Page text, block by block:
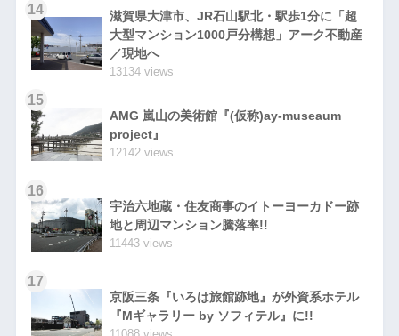
14
滋賀県大津市、JR石山駅北・駅歩1分に「超
大型マンション1000戸分構想」アーク不動産
／現地へ
13134 views
15
AMG 嵐山の美術館『(仮称)ay-museaum
project』
12142 views
16
宇治六地蔵・住友商事のイトーヨーカドー跡
地と周辺マンション騰落率!!
11443 views
17
京阪三条『いろは旅館跡地』が外資系ホテル
『Mギャラリー by ソフィテル』に!!